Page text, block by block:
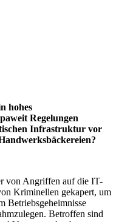
hohes
Regelungen
Infrastruktur vor
von Angriffen auf die IT-
Kriminellen gekapert, um
Betriebsgeheimnisse
Betroffen sind